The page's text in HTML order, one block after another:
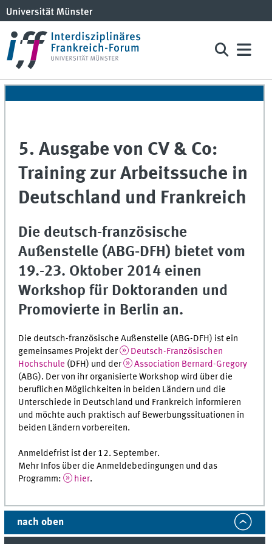
5. Ausgabe von CV & Co:
Training zur Arbeitssuche in
Deutschland und Frankreich
Die deutsch-französische
Außenstelle (ABG-DFH) bietet vom
19.-23. Oktober 2014 einen
Workshop für Doktoranden und
Promovierte in Berlin an.
Die deutsch-französische Außenstelle (ABG-DFH) ist ein
gemeinsames Projekt der
Deutsch-Französischen
Hochschule (DFH) und der
Association Bernard-Gregory
(ABG). Der von ihr organisierte Workshop wird über die
beruflichen Möglichkeiten in beiden Ländern und die
Unterschiede in Deutschland und Frankreich informieren
und möchte auch praktisch auf Bewerbungssituationen in
beiden Ländern vorbereiten.
Anmeldefrist ist der 12. September.
Mehr Infos über die Anmeldebedingungen und das
Programm:
hier.
nach oben